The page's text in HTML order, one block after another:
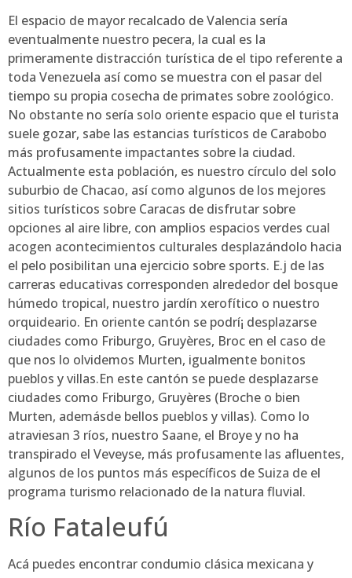
El espacio de mayor recalcado de Valencia serí­a
eventualmente nuestro pecera, la cual es la
primeramente distracción turística de el tipo referente a
toda Venezuela así­ como se muestra con el pasar del
tiempo su propia cosecha de primates sobre zoológico.
No obstante no serí­a solo oriente espacio que el turista
suele gozar, sabe las estancias turísticos de Carabobo
más profusamente impactantes sobre la ciudad.
Actualmente esta población, es nuestro círculo del solo
suburbio de Chacao, así­ como algunos de los mejores
sitios turísticos sobre Caracas de disfrutar sobre
opciones al aire libre, con amplios espacios verdes cual
acogen acontecimientos culturales desplazándolo hacia
el pelo posibilitan una ejercicio sobre sports. E.j de las
carreras educativas corresponden alrededor del bosque
húmedo tropical, nuestro jardín xerofítico o nuestro
orquideario. En oriente cantón se podrí¡ desplazarse
ciudades como Friburgo, Gruyères, Broc en el caso de
que nos lo olvidemos Murten, igualmente bonitos
pueblos y villas.En este cantón se puede desplazarse
ciudades como Friburgo, Gruyères (Broche o bien
Murten, ademásde bellos pueblos y villas). Como lo
atraviesan 3 ríos, nuestro Saane, el Broye y no ha
transpirado el Veveyse, más profusamente las afluentes,
algunos de los puntos más específicos de Suiza de el
programa turismo relacionado de la natura fluvial.
Río Fataleufú
Acá puedes encontrar condumio clásica mexicana y